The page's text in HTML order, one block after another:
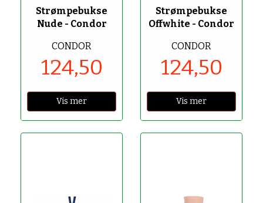
Strømpebukse
Nude - Condor
CONDOR
124,50
Vis mer
Strømpebukse
Offwhite - Condor
CONDOR
124,50
Vis mer